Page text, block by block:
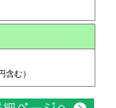
含む）